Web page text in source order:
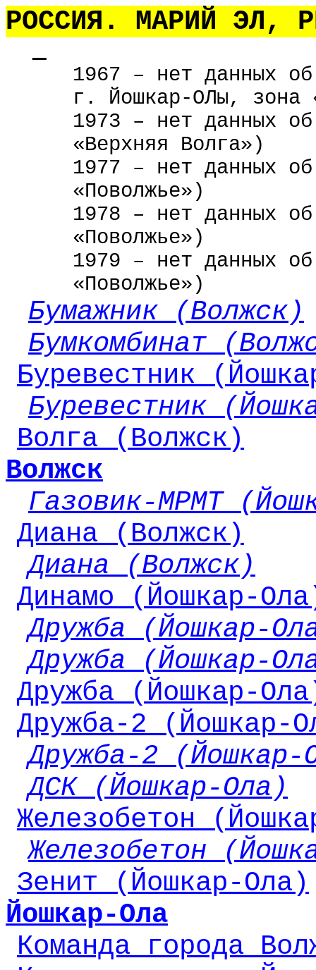
РОССИЯ. МАРИЙ ЭЛ,
1967 – нет данных
г. Йошкар-ОЛы, зона
1973 – нет данных
«Верхняя Волга»)
1977 – нет данных
«Поволжье»)
1978 – нет данных
«Поволжье»)
1979 – нет данных
«Поволжье»)
Бумажник (Волжск)
Бумкомбинат
Буревестник
Буревестник
Волга (Волжск)
Волжск
Газовик-МРМТ
Диана (Волжск)
Диана (Волжск)
Динамо (Йошкар-
Дружба (Йошкар-
Дружба (Йошкар-
Дружба (Йошкар-
Дружба-2 (Йошкар-
Дружба-2 (Йошкар-
ДСК (Йошкар-Ола)
Железобетон
Железобетон
Зенит (Йошкар-Ола)
Йошкар-Ола
Команда города